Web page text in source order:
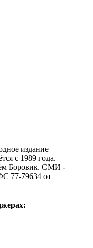
издание
с 1989 года.
Боровик. CМИ -
77-79634 от